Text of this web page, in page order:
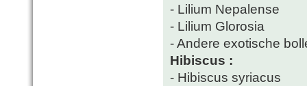
- Lilium Nepalense
- Lilium Glorosia
- Andere exotische
Hibiscus :
- Hibiscus syriacus